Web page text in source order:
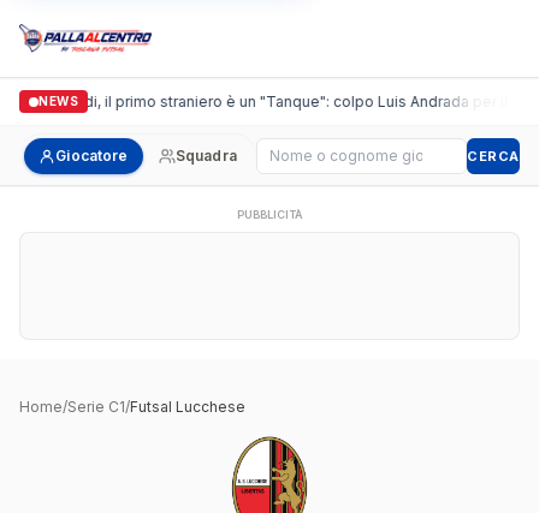
NEWS
Casalguidi, il primo straniero è un "Tanque": colpo Luis Andrada per il
Giocatore Squadra Cerca giocatore CERCA
PUBBLICITÀ
Home/Serie C1/Futsal Lucchese